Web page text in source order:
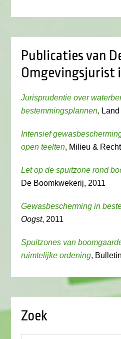
Publicaties van
Omgevingsjurist
Jurisprudentie over
bestemmingsplannen,
Intensief
open teelten, Milieu &
Let op de spuitzone rond
De Boomkwekerij, 2011
Gewasbescherming in
Oogst, 2011
Spuitzones van
ruimtelijke ordening,
Zoek